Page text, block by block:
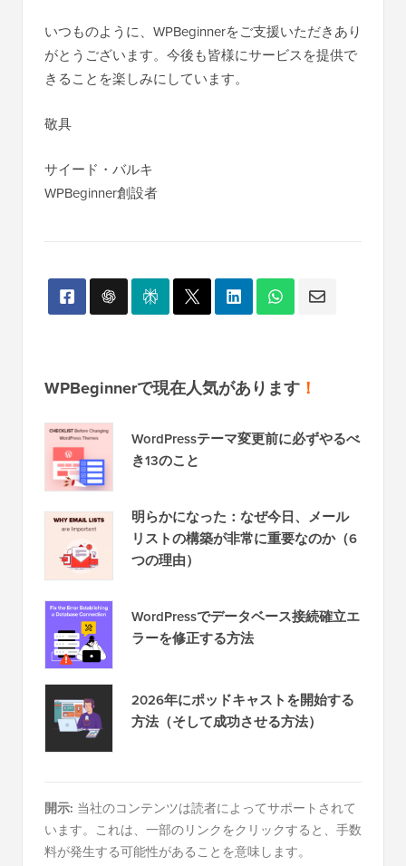
いつものように、WPBeginnerをご支援いただきあり
がとうございます。今後も皆様にサービスを提供で
きることを楽しみにしています。
敬具
サイード・バルキ
WPBeginner創設者
WPBeginnerで現在人気があります ！
WordPressテーマ変更前に必ずやるべ
き13のこと
明らかになった：なぜ今日、メール
リストの構築が非常に重要なのか（6
つの理由）
WordPressでデータベース接続確立エ
ラーを修正する方法
2026年にポッドキャストを開始する
方法（そして成功させる方法）
開示: 当社のコンテンツは読者によってサポートされて
います。これは、一部のリンクをクリックすると、手数
料が発生する可能性があることを意味します。